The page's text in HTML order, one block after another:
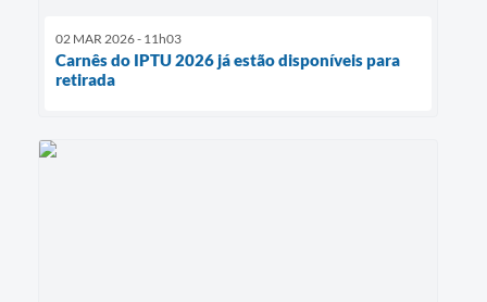
02 MAR 2026 - 11h03
Carnês do IPTU 2026 já estão disponíveis para
retirada